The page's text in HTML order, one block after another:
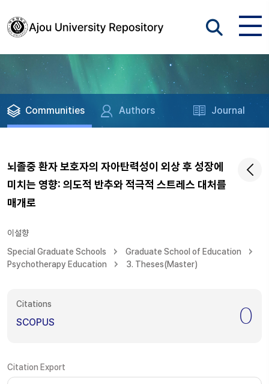
Communities Authors Journal
뇌졸중 환자 보호자의 자아탄력성이 외상 후 성장에
미치는 영향: 의도적 반추와 적극적 스트레스 대처를
매개로
이설향
Special Graduate Schools
Graduate School of Education
Psychotherapy Education
3. Theses(Master)
Citations
SCOPUS 0
Citation Export